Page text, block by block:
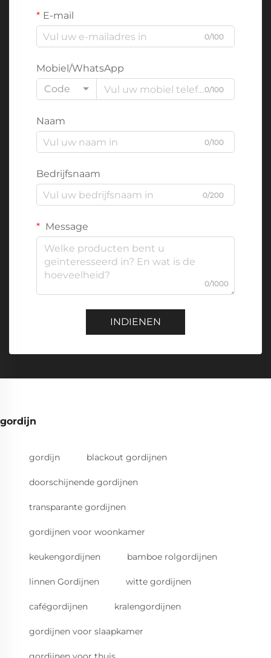
E-mail
0/100
Mobiel/WhatsApp
Code
0/100
Naam
0/100
Bedrijfsnaam
0/200
Message
0/1000
INDIENEN
gordijn
gordijn blackout gordijnen
doorschijnende gordijnen
transparante gordijnen
gordijnen voor woonkamer
keukengordijnen bamboe rolgordijnen
linnen Gordijnen witte gordijnen
cafégordijnen kralengordijnen
gordijnen voor slaapkamer